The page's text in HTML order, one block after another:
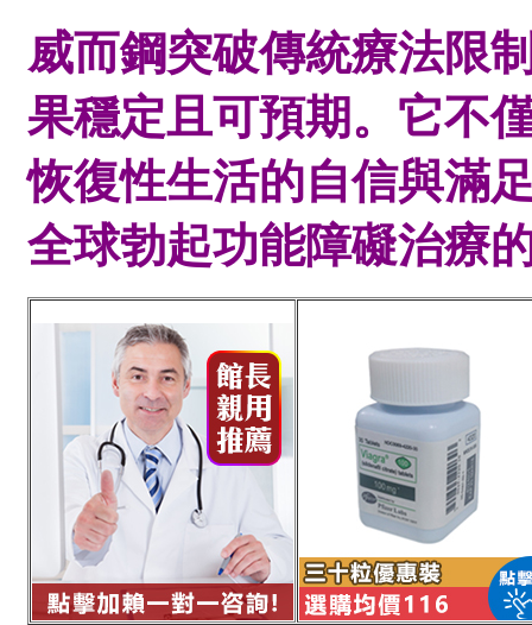
威而鋼突破傳統療法限
果穩定且可預期。它不
恢復性生活的自信與滿
全球勃起功能障礙治療